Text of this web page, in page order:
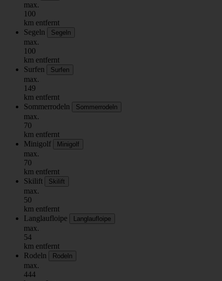
max.
100
km entfernt
Segeln
Segeln
max.
100
km entfernt
Surfen
Surfen
max.
149
km entfernt
Sommerrodeln
Sommerrodeln
max.
70
km entfernt
Minigolf
Minigolf
max.
70
km entfernt
Skilift
Skilift
max.
50
km entfernt
Langlaufloipe
Langlaufloipe
max.
54
km entfernt
Rodeln
Rodeln
max.
444